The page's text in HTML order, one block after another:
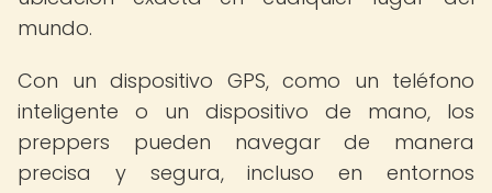
mundo.
Con un dispositivo GPS, como un teléfono
inteligente o un dispositivo de mano, los
preppers pueden navegar de manera
precisa y segura, incluso en entornos